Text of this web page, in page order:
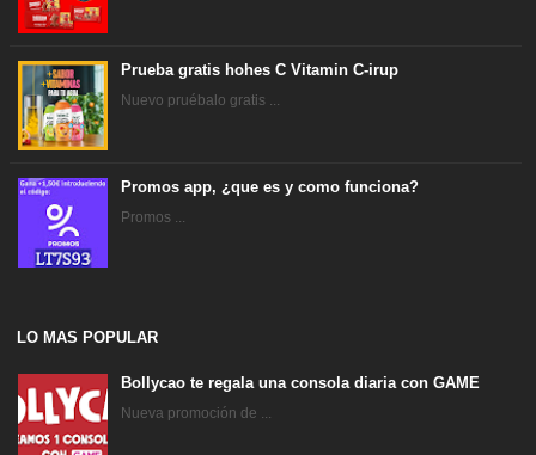
Prueba gratis hohes C Vitamin C-irup
Nuevo pruébalo gratis ...
Promos app, ¿que es y como funciona?
Promos ...
LO MAS POPULAR
Bollycao te regala una consola diaria con GAME
Nueva promoción de ...